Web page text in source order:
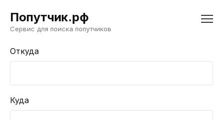
Попутчик.рф
Сервис для поиска попутчиков
Откуда
Куда